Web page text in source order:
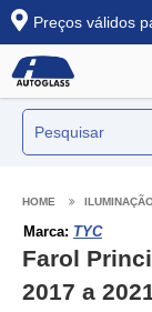
Preços válidos
Marca: TYC
Farol
2017 a